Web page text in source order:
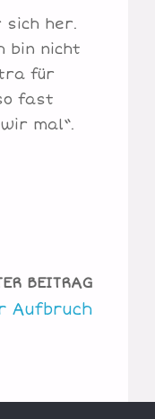
sich her.
bin nicht
für
fast
mal“.
BEITRAG
Aufbruch